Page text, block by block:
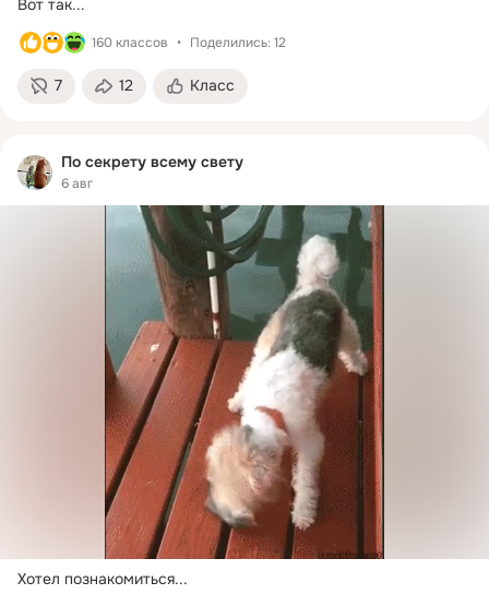
Вот так...
160 классов Поделились: 12
7 12 Класс
По секрету всему свету
6 авг
Хотел познакомиться...